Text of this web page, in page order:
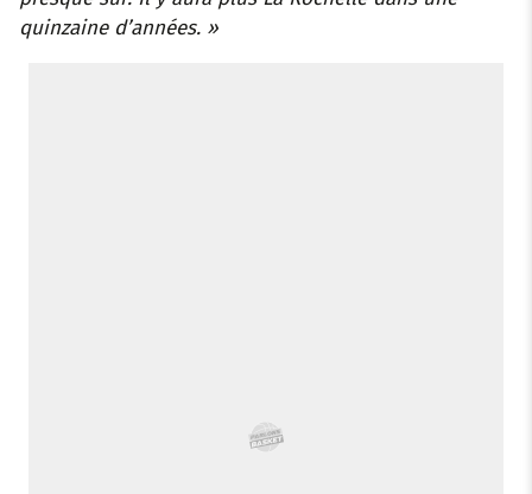
quinzaine d’années. »